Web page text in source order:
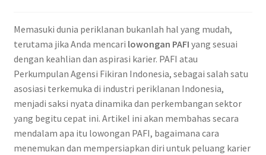
Memasuki dunia periklanan bukanlah hal yang mudah,
terutama jika Anda mencari lowongan PAFI yang sesuai
dengan keahlian dan aspirasi karier. PAFI atau
Perkumpulan Agensi Fikiran Indonesia, sebagai salah satu
asosiasi terkemuka di industri periklanan Indonesia,
menjadi saksi nyata dinamika dan perkembangan sektor
yang begitu cepat ini. Artikel ini akan membahas secara
mendalam apa itu lowongan PAFI, bagaimana cara
menemukan dan mempersiapkan diri untuk peluang karier